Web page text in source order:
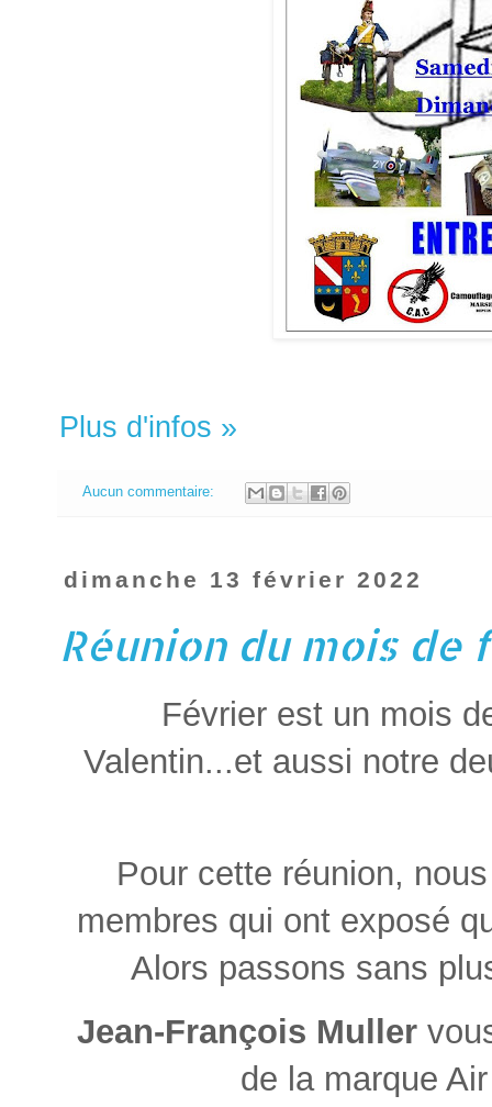
Plus d'infos »
Aucun commentaire:
dimanche 13 février 2022
Réunion du mois de
Février est un mois
Valentin...et aussi notre
Pour cette réunion,
membres qui ont exposé
Alors passons sans
Jean-François Muller
de la marque